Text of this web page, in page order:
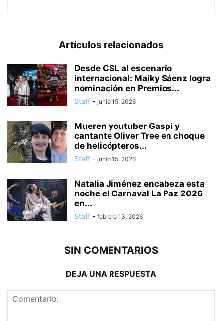
Artículos relacionados
Desde CSL al escenario
internacional: Maiky Sáenz logra
nominación en Premios...
Staff - junio 15, 2026
Mueren youtuber Gaspi y
cantante Oliver Tree en choque
de helicópteros...
Staff - junio 15, 2026
Natalia Jiménez encabeza esta
noche el Carnaval La Paz 2026
en...
Staff - febrero 13, 2026
SIN COMENTARIOS
DEJA UNA RESPUESTA